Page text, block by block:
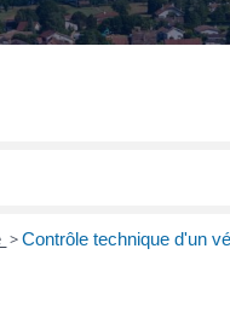
> Contrôle technique d'un